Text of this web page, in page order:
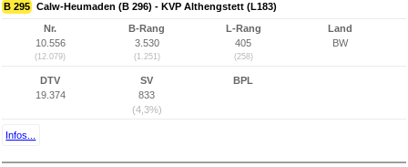
B 295 Calw-Heumaden (B 296) - KVP Althengstett (L183)
Nr.
10.556
(12.079)
B-Rang
3.530
(1.251)
L-Rang
405
(258)
Land
BW
DTV
19.374
SV
833
(4,3%)
BPL
Infos...